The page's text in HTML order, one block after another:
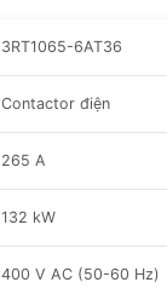
3RT1065-6AT36
Contactor điện
265 A
132 kW
400 V AC (50-60 Hz)